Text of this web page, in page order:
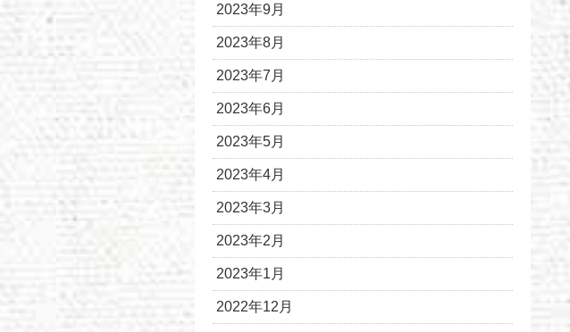
2023年9月
2023年8月
2023年7月
2023年6月
2023年5月
2023年4月
2023年3月
2023年2月
2023年1月
2022年12月